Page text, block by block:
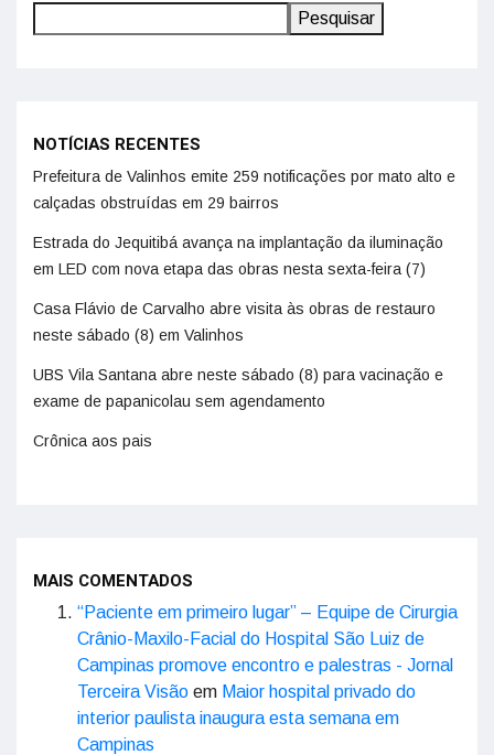
Pesquisar
NOTÍCIAS RECENTES
Prefeitura de Valinhos emite 259 notificações por mato alto e
calçadas obstruídas em 29 bairros
Estrada do Jequitibá avança na implantação da iluminação
em LED com nova etapa das obras nesta sexta-feira (7)
Casa Flávio de Carvalho abre visita às obras de restauro
neste sábado (8) em Valinhos
UBS Vila Santana abre neste sábado (8) para vacinação e
exame de papanicolau sem agendamento
Crônica aos pais
MAIS COMENTADOS
“Paciente em primeiro lugar” – Equipe de Cirurgia
Crânio-Maxilo-Facial do Hospital São Luiz de
Campinas promove encontro e palestras - Jornal
Terceira Visão em Maior hospital privado do
interior paulista inaugura esta semana em
Campinas